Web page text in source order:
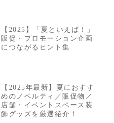
【2025】「夏といえば！」
販促・プロモーション企画
につながるヒント集
【2025年最新】夏におすす
めのノベルティ／販促物／
店舗・イベントスペース装
飾グッズを厳選紹介！